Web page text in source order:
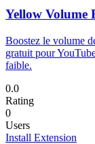
Yellow Volume
Boostez le volume
gratuit pour
faible.
0.0
Rating
0
Users
Install Extension